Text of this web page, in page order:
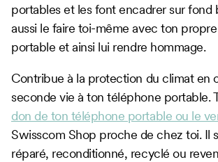
portables et les font encadrer sur fond
aussi le faire toi-même avec ton
portable et ainsi lui rendre hommage.
Contribue à la protection du climat en
seconde vie à ton téléphone portable.
don de ton téléphone portable ou le
Swisscom Shop proche de chez toi. Il
réparé, reconditionné, recyclé ou